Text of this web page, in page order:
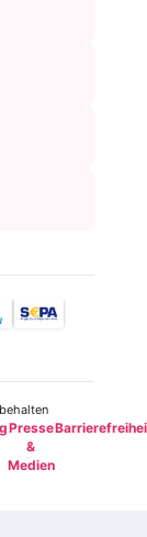
Presse
&
Medien